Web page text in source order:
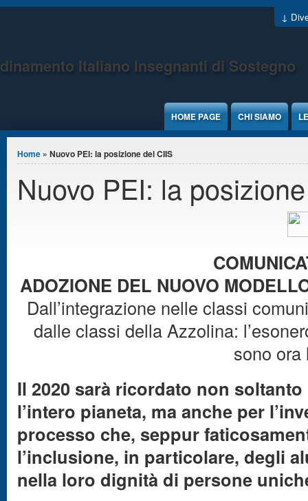
Jump to Content
↓
Italiano Insegnanti di Sostegno
HOME PAGE CHI SIAMO
Tu sei qui
Home » Nuovo PEI: la posizione del CIIS
Nuovo PEI: la
ADOZIONE DEL NUOVO
Dall’integrazione nelle classi
dalle classi della Azzolina:
sono ora
Il 2020 sarà ricordato non
l’intero pianeta, ma anche per
processo che, seppur
l’inclusione, in particolare, degli
nella loro dignità di persone